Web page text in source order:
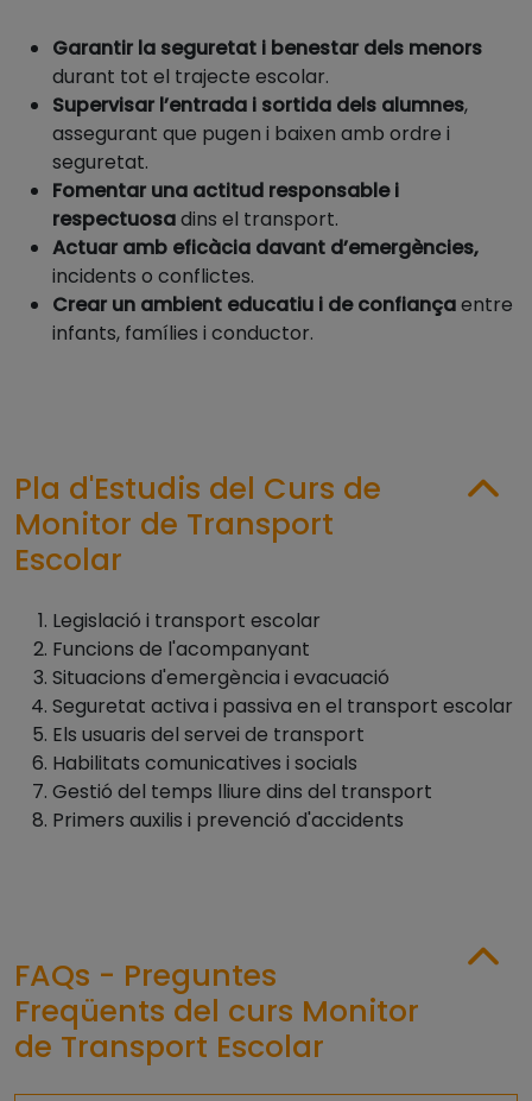
Garantir la seguretat i benestar dels menors
durant tot el trajecte escolar.
Supervisar l’entrada i sortida dels alumnes,
assegurant que pugen i baixen amb ordre i
seguretat.
Fomentar una actitud responsable i
respectuosadins el transport.
Actuar amb eficàcia davant d’emergències,
incidents o conflictes.
Crear un ambient educatiu i de confiançaentre
infants, famílies i conductor.
Pla d'Estudis del Curs de
Monitor de Transport
Escolar
Legislació i transport escolar
Funcions de l'acompanyant
Situacions d'emergència i evacuació
Seguretat activa i passiva en el transport escolar
Els usuaris del servei de transport
Habilitats comunicatives i socials
Gestió del temps lliure dins del transport
Primers auxilis i prevenció d'accidents
FAQs - Preguntes
Freqüents del curs Monitor
de Transport Escolar